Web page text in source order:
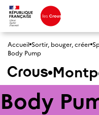
Accueil Sortir, bouger, créer
Body Pump
Body